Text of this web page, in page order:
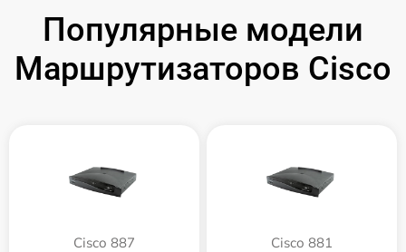
Популярные модели
Маршрутизаторов Cisco
Cisco 887 Cisco 881